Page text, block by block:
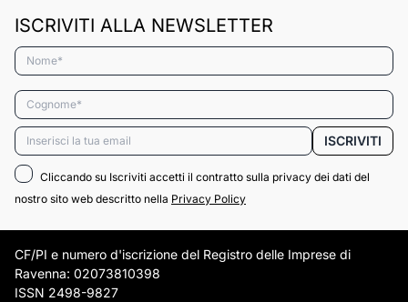
ISCRIVITI ALLA NEWSLETTER
Nome*
Cognome*
Email* ISCRIVITI
Cliccando su Iscriviti accetti il contratto sulla privacy dei dati del
nostro sito web descritto nella Privacy Policy
CF/PI e numero d'iscrizione del Registro delle Imprese di
Ravenna: 02073810398
ISSN 2498-9827